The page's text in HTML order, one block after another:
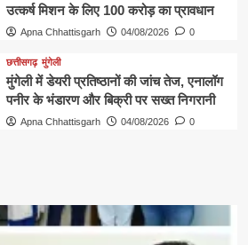
उत्कर्ष मिशन के लिए 100 करोड़ का प्रावधान
Apna Chhattisgarh 04/08/2026 0
छत्तीसगढ़ मुंगेली
मुंगेली में डेयरी प्रतिष्ठानों की जांच तेज, एनालॉग
पनीर के भंडारण और बिक्री पर सख्त निगरानी
Apna Chhattisgarh 04/08/2026 0